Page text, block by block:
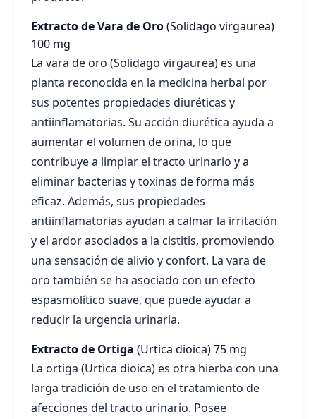
Extracto de Vara de Oro(Solidago virgaurea)
100 mg
La vara de oro (Solidago virgaurea) es una
planta reconocida en la medicina herbal por
sus potentes propiedades diuréticas y
antiinflamatorias. Su acción diurética ayuda a
aumentar el volumen de orina, lo que
contribuye a limpiar el tracto urinario y a
eliminar bacterias y toxinas de forma más
eficaz. Además, sus propiedades
antiinflamatorias ayudan a calmar la irritación
y el ardor asociados a la cistitis, promoviendo
una sensación de alivio y confort. La vara de
oro también se ha asociado con un efecto
espasmolítico suave, que puede ayudar a
reducir la urgencia urinaria.
Extracto de Ortiga (Urtica dioica)75 mg
La ortiga (Urtica dioica) es otra hierba con una
larga tradición de uso en el tratamiento de
afecciones del tracto urinario. Posee